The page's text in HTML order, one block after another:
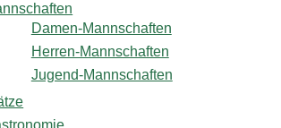
Damen-Mannschaften
Herren-Mannschaften
Jugend-Mannschaften